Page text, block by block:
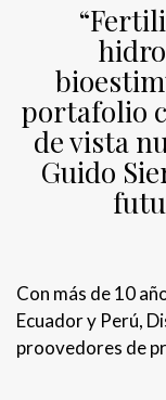
portafolio
de vista
Guido
Con más de 10
Ecuador y Perú,
proovedores de